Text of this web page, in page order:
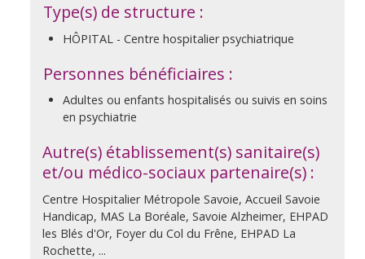
Type(s) de structure :
HÔPITAL - Centre hospitalier psychiatrique
Personnes bénéficiaires :
Adultes ou enfants hospitalisés ou suivis en soins
en psychiatrie
Autre(s) établissement(s) sanitaire(s)
et/ou médico-sociaux partenaire(s) :
Centre Hospitalier Métropole Savoie, Accueil Savoie
Handicap, MAS La Boréale, Savoie Alzheimer, EHPAD
les Blés d'Or, Foyer du Col du Frêne, EHPAD La
Rochette, ...